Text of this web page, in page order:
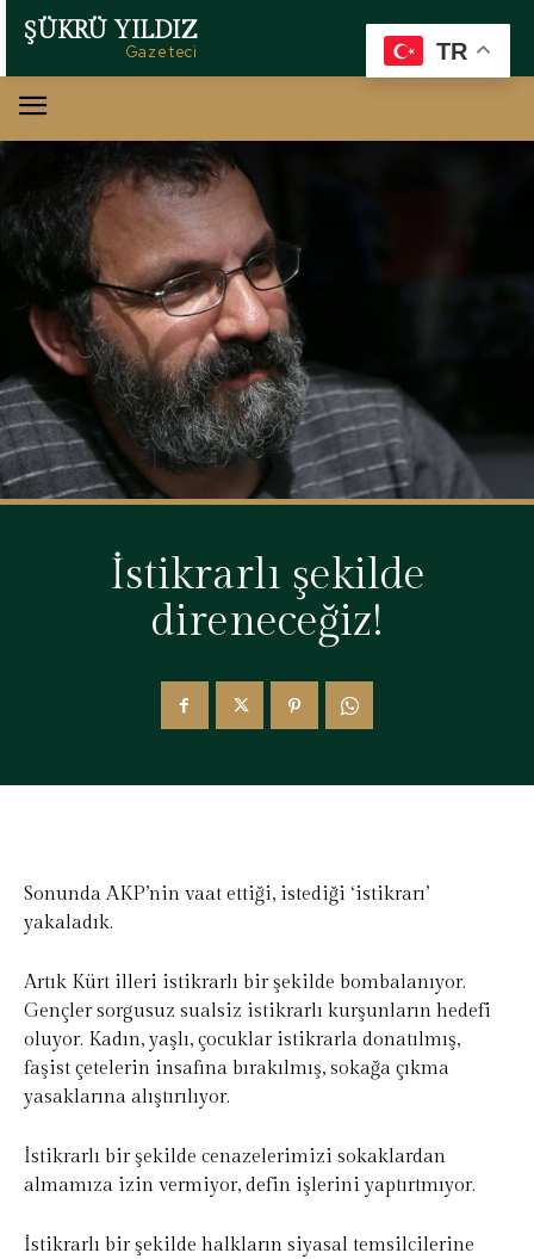
ŞÜKRÜ YILDIZ
Gazeteci
İstikrarlı şekilde
direneceğiz!
Sonunda AKP’nin vaat ettiği, istediği ‘istikrarı’
yakaladık.
Artık Kürt illeri istikrarlı bir şekilde bombalanıyor.
Gençler sorgusuz sualsiz istikrarlı kurşunların hedefi
oluyor. Kadın, yaşlı, çocuklar istikrarla donatılmış,
faşist çetelerin insafına bırakılmış, sokağa çıkma
yasaklarına alıştırılıyor.
İstikrarlı bir şekilde cenazelerimizi sokaklardan
almamıza izin vermiyor, defin işlerini yaptırtmıyor.
İstikrarlı bir şekilde halkların siyasal temsilcilerine
TR